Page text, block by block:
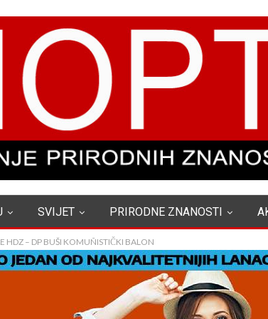
SVIJET PRIRODNE ZNANOSTI
HDZ – DP BUŠI KOMUÑISTIČKI BALON